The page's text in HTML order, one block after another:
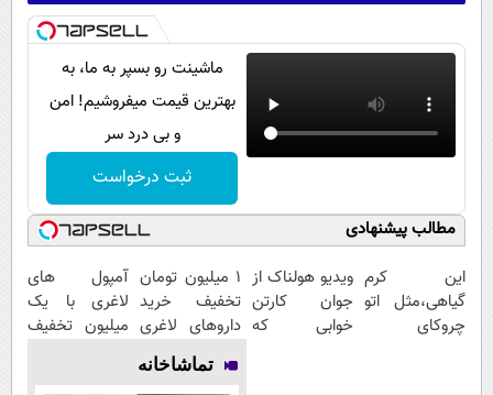
ماشینت رو بسپر به ما، به
بهترین قیمت میفروشیم! امن
و بی درد سر
ثبت درخواست
مطالب پیشنهادی
این کرم
گیاهی،مثل اتو
چروکای
ویدیو هولناک از
جوان کارتن
خوابی که
1 میلیون تومان
تخفیف خرید
داروهای لاغری
با ارسال از
داروخانه و پک
آمپول های
لاغری با یک
میلیون تخفیف
تماشاخانه